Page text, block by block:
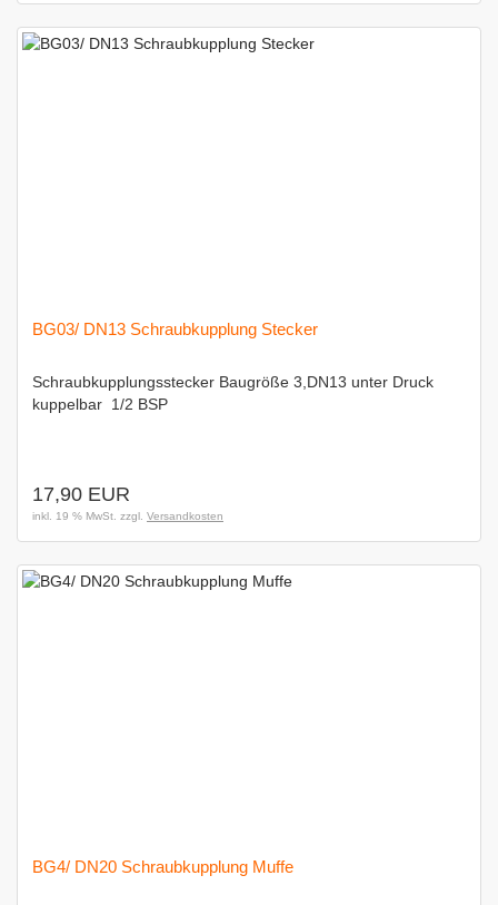
BG03/ DN13 Schraubkupplung Stecker
Schraubkupplungsstecker Baugröße 3,DN13 unter Druck
kuppelbar  1/2 BSP
17,90 EUR
inkl. 19 % MwSt. zzgl. Versandkosten
BG4/ DN20 Schraubkupplung Muffe